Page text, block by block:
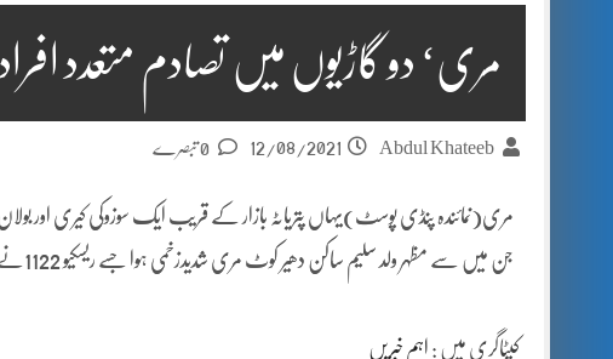
مری‘ دو گاڑیوں میں تصادم متعدد
Abdul Khateeb
12/08/2021
مری(نمائندہ پنڈی پوسٹ)یہاں پتریاٹہ بازار کے قریب ایک سوزوکی کیری اور
جن میں سے مظہر ولد سلیم ساکن دھیر کوٹ مری شدیدزخمی ہوا جسے ریسکیو 1122نے ابتدائی طبی امداد کے بعد تحصیل ہیڈ کوٹر ہسپتال مری میں پہنچا دیا۔
کیٹاگری میں : اہم خبریں